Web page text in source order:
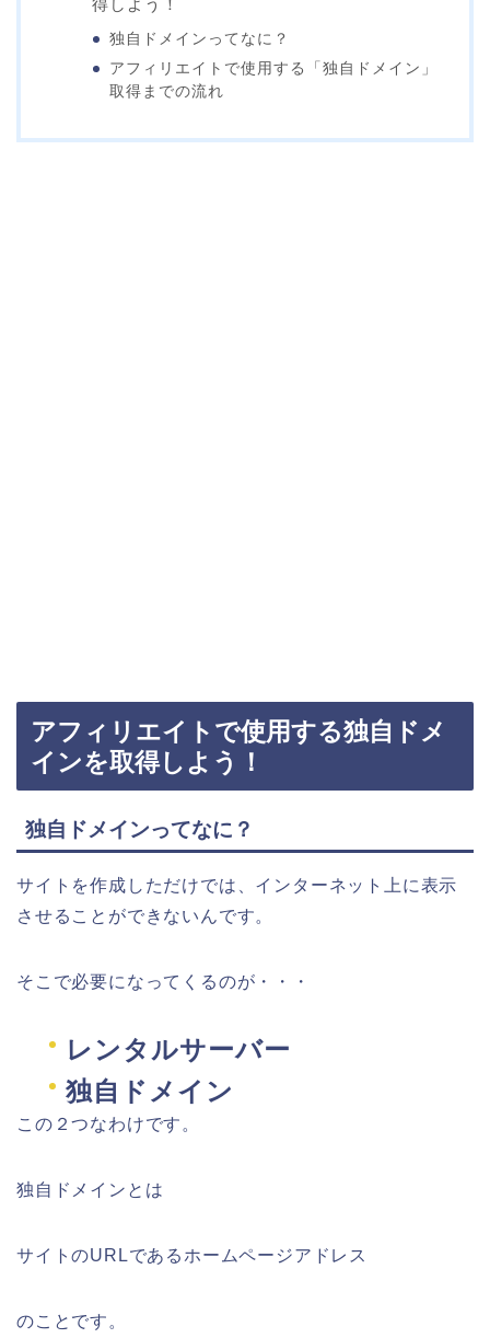
得しよう！
独自ドメインってなに？
アフィリエイトで使用する「独自ドメイン」
取得までの流れ
アフィリエイトで使用する独自ドメ
インを取得しよう！
独自ドメインってなに？
サイトを作成しただけでは、インターネット上に表示
させることができないんです。
そこで必要になってくるのが・・・
レンタルサーバー
独自ドメイン
この２つなわけです。
独自ドメインとは
サイトのURLであるホームページアドレス
のことです。